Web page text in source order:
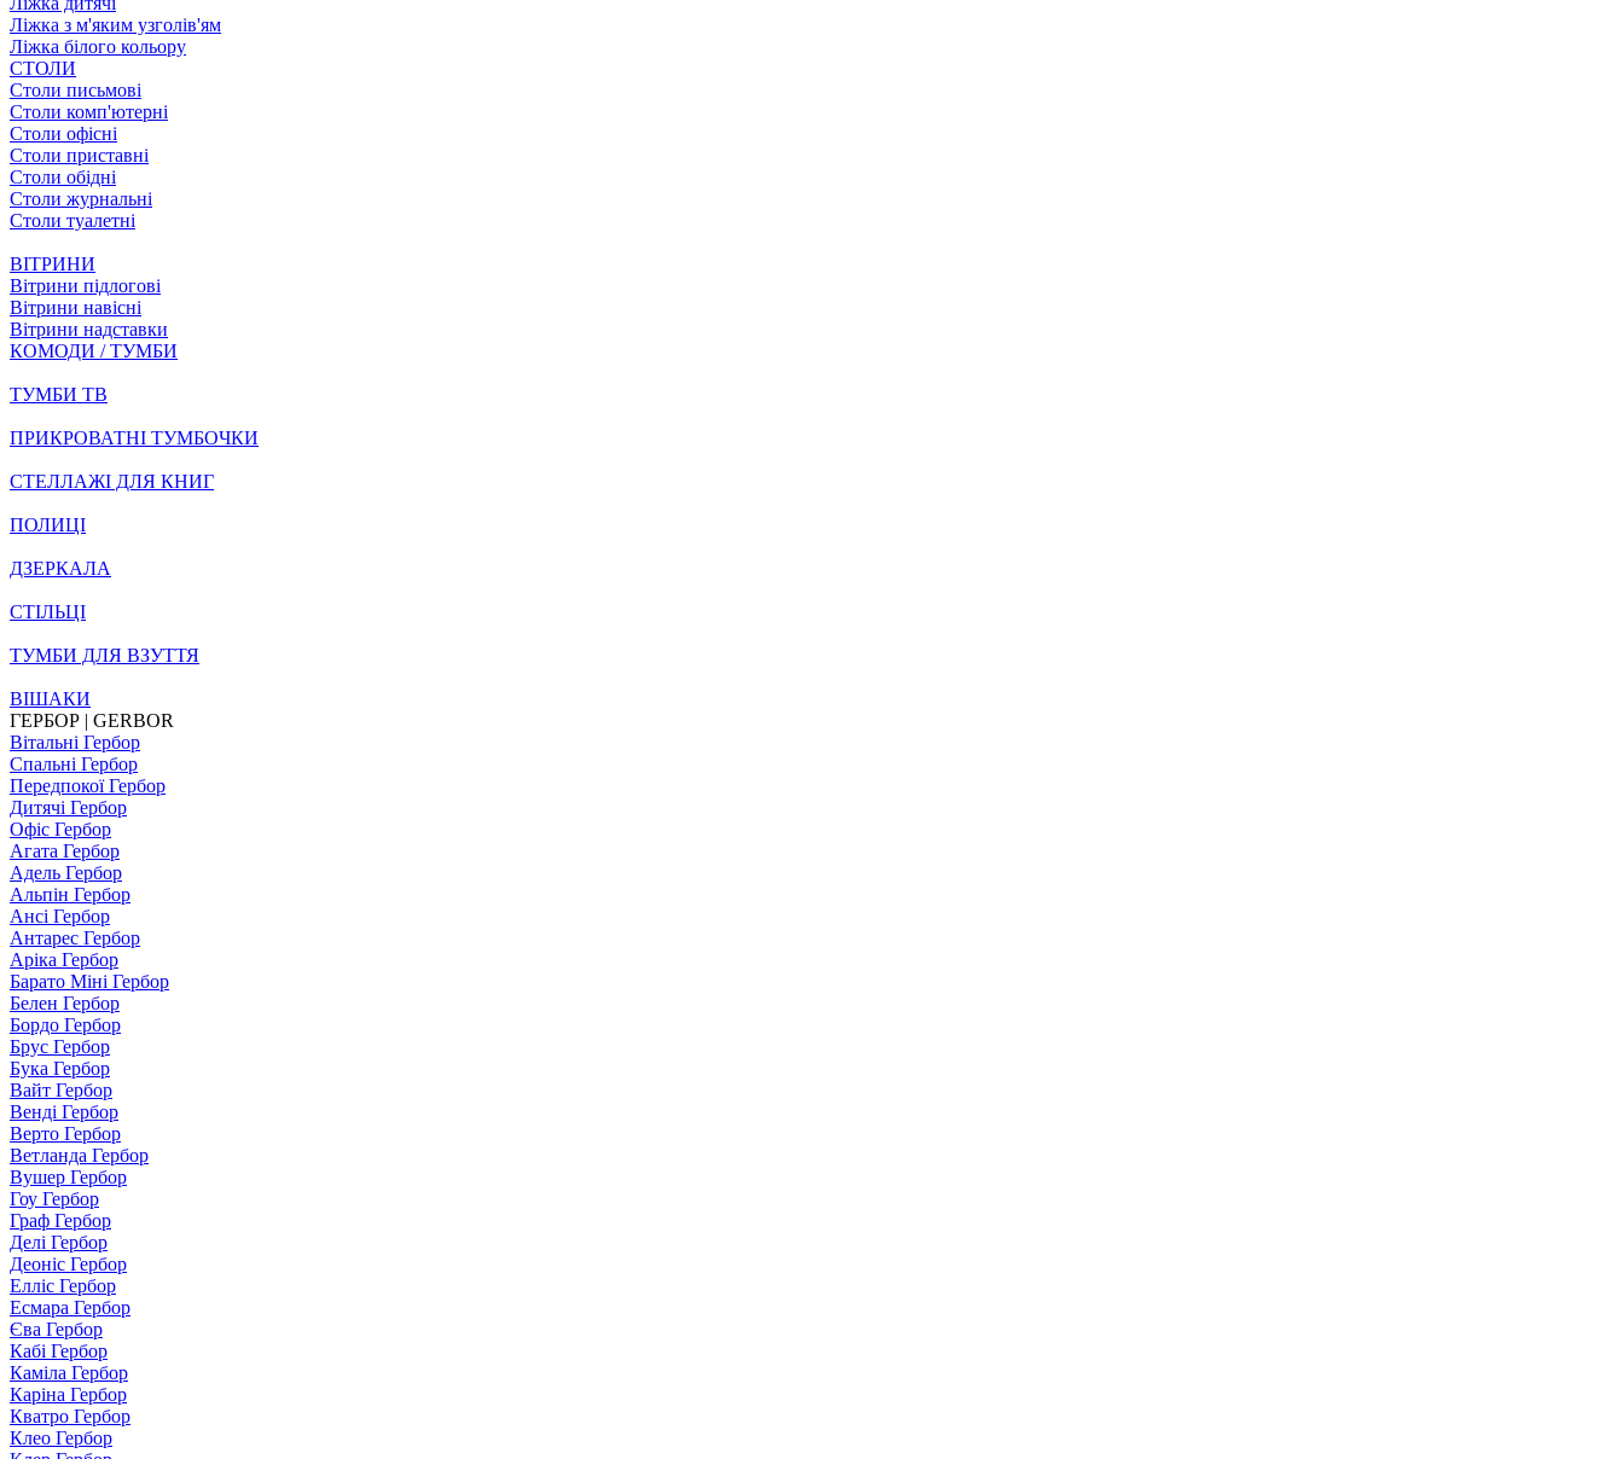
Ліжка з м'яким узголів'ям
Ліжка білого кольору
СТОЛИ
Столи письмові
Столи комп'ютерні
Столи офісні
Столи приставні
Столи обідні
Столи журнальні
Столи туалетні
ВІТРИНИ
Вітрини підлогові
Вітрини навісні
Вітрини надставки
КОМОДИ / ТУМБИ
ТУМБИ ТВ
ПРИКРОВАТНІ ТУМБОЧКИ
СТЕЛЛАЖІ ДЛЯ КНИГ
ПОЛИЦІ
ДЗЕРКАЛА
СТІЛЬЦI
ТУМБИ ДЛЯ ВЗУТТЯ
ВІШАКИ
ГЕРБОР | GERBOR
Вітальні Гербор
Спальні Гербор
Передпокої Гербор
Дитячі Гербор
Офіс Гербор
Агата Гербор
Адель Гербор
Альпін Гербор
Ансі Гербор
Антарес Гербор
Аріка Гербор
Барато Міні Гербор
Белен Гербор
Бордо Гербор
Брус Гербор
Бука Гербор
Вайт Гербор
Венді Гербор
Верто Гербор
Ветланда Гербор
Вушер Гербор
Гоу Гербор
Граф Гербор
Делі Гербор
Деоніс Гербор
Елліс Гербор
Есмара Гербор
Єва Гербор
Кабі Гербор
Каміла Гербор
Каріна Гербор
Кватро Гербор
Клео Гербор